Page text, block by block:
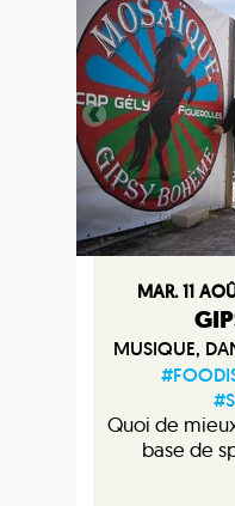
MAR. 11
MUSIQUE,
Quoi de
base de